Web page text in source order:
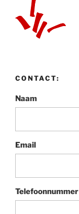
CONTACT:
Naam
Email
Telefoonnummer